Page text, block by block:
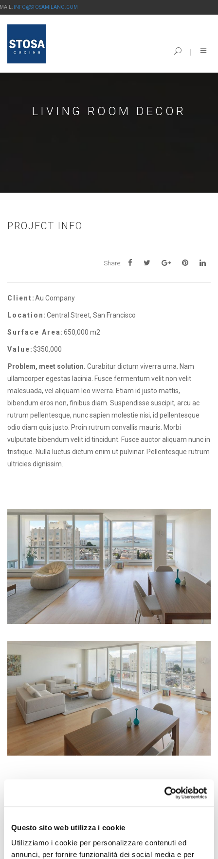
Questo sito web utilizza i cookie
Utilizziamo i cookie per personalizzare contenuti ed
annunci, per fornire funzionalità dei social media e per
INFO@STOSAMILANO.COM
LIVING ROOM DECOR
PROJECT INFO
Share:
Client:Au Company
Location:Central Street, San Francisco
Surface Area:650,000 m2
Value:$350,000
Problem, meet solution. Curabitur dictum viverra urna. Nam
ullamcorper egestas lacinia. Fusce fermentum velit non velit
malesuada, vel aliquam leo viverra. Etiam id justo mattis,
bibendum eros non, finibus diam. Suspendisse suscipit, arcu ac
rutrum pellentesque, nunc sapien molestie nisi, id pellentesque
odio diam quis justo. Proin rutrum convallis mauris. Morbi
vulputate bibendum velit id tincidunt. Fusce auctor aliquam nunc in
tristique. Nulla luctus dictum enim ut pulvinar. Pellentesque rutrum
ultricies dignissim.